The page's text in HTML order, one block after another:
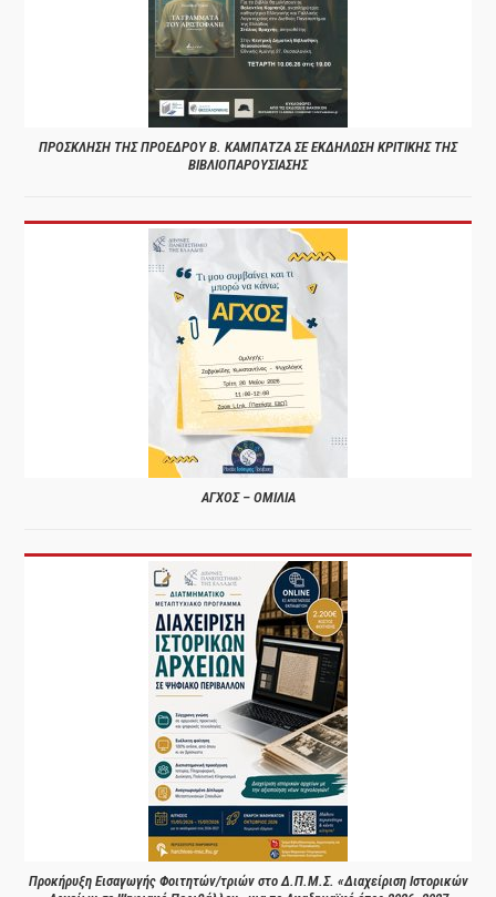
ΠΡΟΣΚΛΗΣΗ ΤΗΣ ΠΡΟΕΔΡΟΥ Β. ΚΑΜΠΑΤΖΑ ΣΕ ΕΚΔΗΛΩΣΗ ΚΡΙΤΙΚΗΣ ΤΗΣ
ΒΙΒΛΙΟΠΑΡΟΥΣΙΑΣΗΣ
ΑΓΧΟΣ – ΟΜΙΛΙΑ
Προκήρυξη Εισαγωγής Φοιτητών/τριών στο Δ.Π.Μ.Σ. «Διαχείριση Ιστορικών